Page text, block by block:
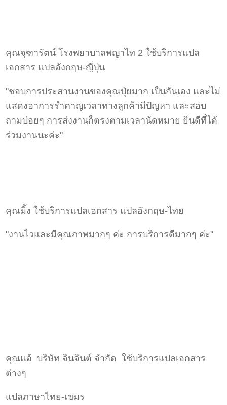
คุณจุฑารัตน์ โรงพยาบาลพญาไท 2 ใช้บริการแปล
เอกสาร แปลอังกฤษ-ญี่ปุ่น
"ชอบการประสานงานของคุณปุ๋ยมาก เป็นกันเอง และไม่
แสดงอาการรำคาญเวลาทางลูกค้ามีปัญหา และสอบ
ถามบ่อยๆ การส่งงานก็ตรงตามเวลานัดหมาย ยินดีที่ได้
ร่วมงานนะค่ะ"
คุณมิ้ง ใช้บริการแปลเอกสาร แปลอังกฤษ-ไทย
"งานไวและมีคุณภาพมากๆ ค่ะ การบริการดีมากๆ ค่ะ"
คุณแอ้ บริษัท จินจินต์ จำกัด ใช้บริการแปลเอกสาร
ต่างๆ
แปลภาษาไทย-เขมร